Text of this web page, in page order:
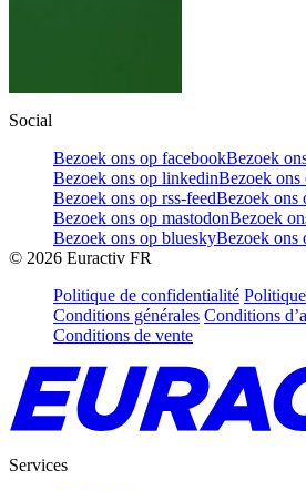
Social
Bezoek ons op facebookBezoek
Bezoek ons op linkedinBezoek ons
Bezoek ons op rss-feedBezoek ons
Bezoek ons op mastodonBezoek
Bezoek ons op blueskyBezoek ons
© 2026 Euractiv FR
Politique de confidentialité
Conditions générales Conditions
Conditions de vente
Services